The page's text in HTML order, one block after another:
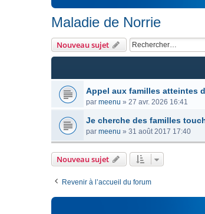
Maladie de Norrie
Nouveau sujet
Appel aux familles atteintes
par meenu » 27 avr. 2026 16:41
Je cherche des familles
par meenu » 31 août 2017 17:40
Nouveau sujet
Revenir à l’accueil du forum